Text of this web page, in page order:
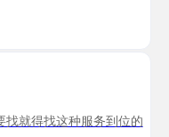
找就得找这种服务到位的